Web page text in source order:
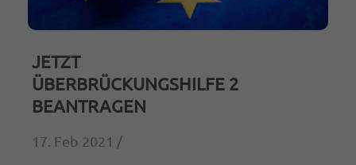
JETZT
ÜBERBRÜCKUNGSHILFE 2
BEANTRAGEN
17. Feb 2021 /